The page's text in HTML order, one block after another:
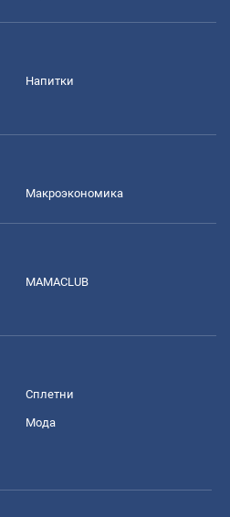
Напитки
Mакроэкономика
MAMACLUB
Сплетни
Мода